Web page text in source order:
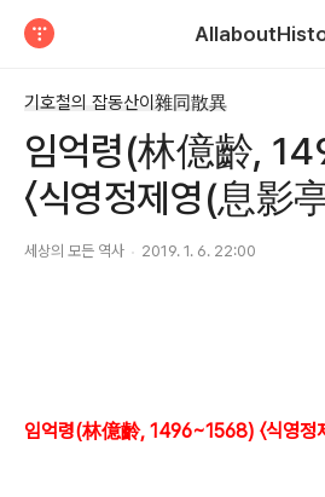
기호철의 잡동산이雜同散異
임억령(林億齡,
〈식영정제영(息影
세상의 모든 역사 2019. 1. 6. 22:00
임억령(林億齡, 1496~1568) 〈식영정